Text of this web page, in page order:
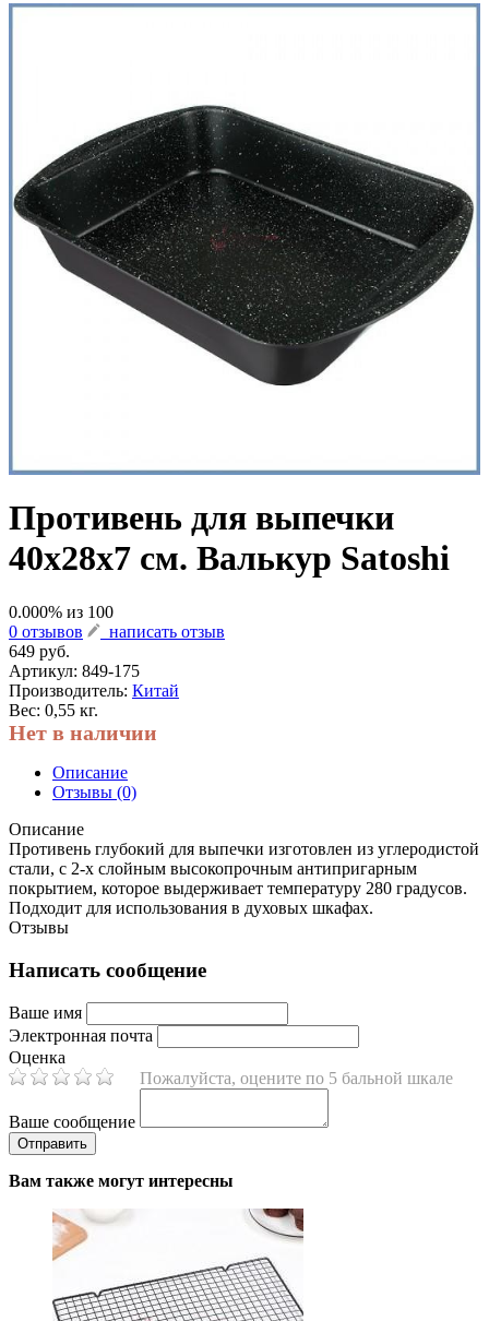
Противень для выпечки
40х28х7 см. Валькур Satoshi
0.000% из 100
0 отзывов
написать отзыв
649 руб.
Артикул: 849-175
Производитель: Китай
Вес: 0,55 кг.
Нет в наличии
Описание
Отзывы (0)
Описание
Противень глубокий для выпечки изготовлен из углеродистой
стали, с 2-х слойным высокопрочным антипригарным
покрытием, которое выдерживает температуру 280 градусов.
Подходит для использования в духовых шкафах.
Отзывы
Написать сообщение
Ваше имя
Электронная почта
Оценка
Пожалуйста, оцените по 5 бальной шкале
Ваше сообщение
Вам также могут интересны